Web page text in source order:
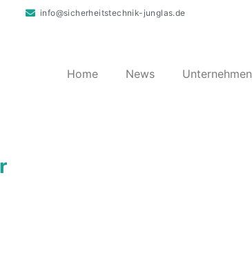
info@sicherheitstechnik-junglas.de
Home News Unternehmen